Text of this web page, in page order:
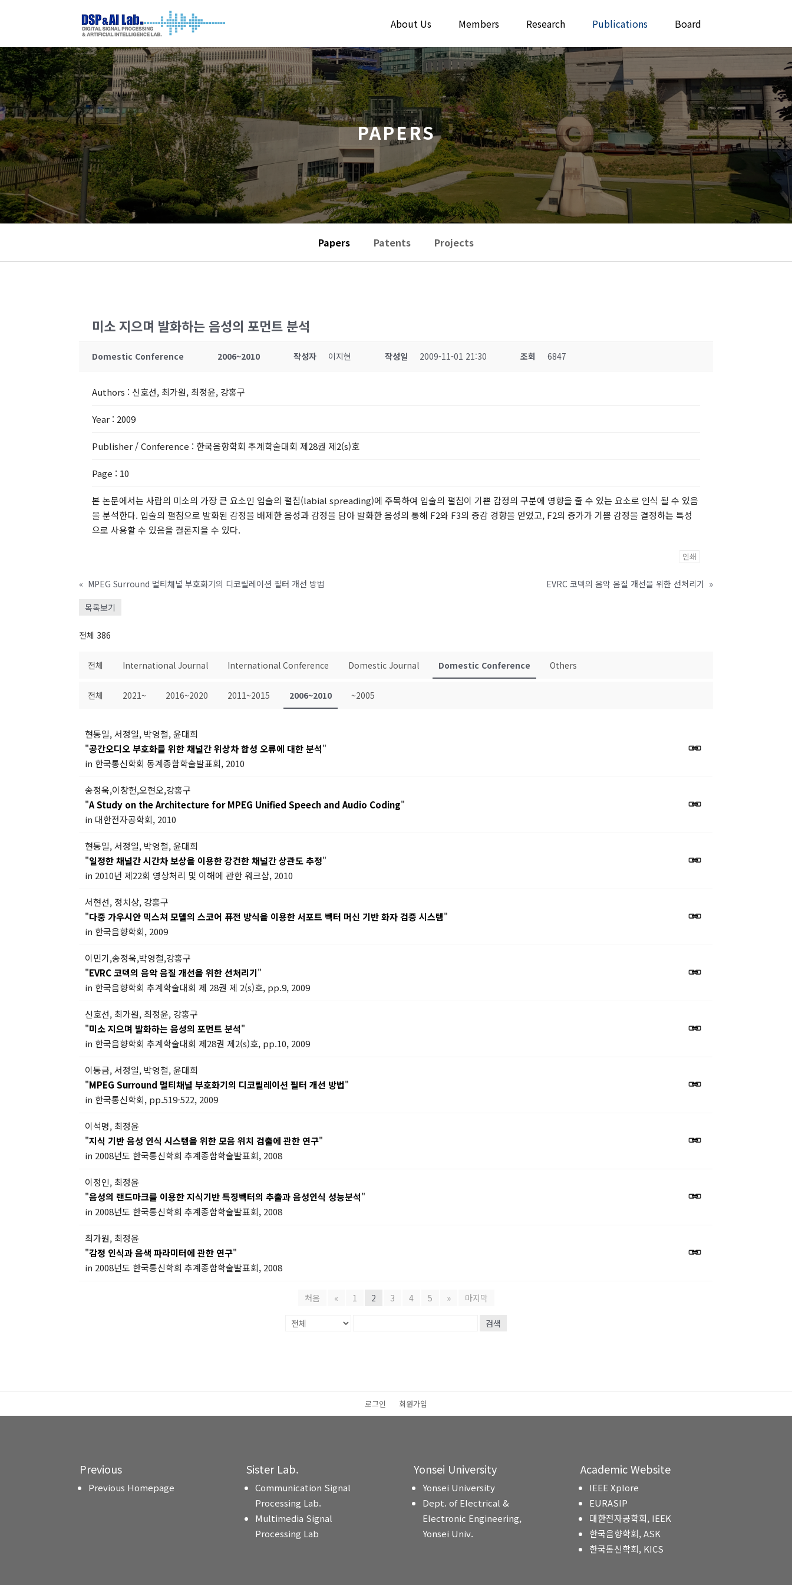
About Us Members Research Publications Board
PAPERS
Papers Patents Projects
미소 지으며 발화하는 음성의 포먼트 분석
Domestic Conference 2006~2010 작성자 이지현 작성일 2009-11-01 21:30 조회 6847
Authors : 신호선, 최가원, 최정윤, 강홍구
Year : 2009
Publisher / Conference : 한국음향학회 추계학술대회 제28권 제2(s)호
Page : 10
본 논문에서는 사람의 미소의 가장 큰 요소인 입술의 펼침(labial spreading)에 주목하여 입술의 펼침이 기쁜 감정의 구분에 영향을 줄 수 있는 요소로 인식 될 수 있음
을 분석한다. 입술의 펼침으로 발화된 감정을 배제한 음성과 감정을 담아 발화한 음성의 통해 F2와 F3의 증감 경향을 얻었고, F2의 증가가 기쁨 감정을 결정하는 특성
으로 사용할 수 있음을 결론지을 수 있다.
인쇄
« MPEG Surround 멀티채널 부호화기의 디코릴레이션 필터 개선 방법 EVRC 코덱의 음악 음질 개선을 위한 선처리기 »
목록보기
전체 386
전체 International Journal International Conference Domestic Journal Domestic Conference Others
전체 2021~ 2016~2020 2011~2015 2006~2010 ~2005
현동일, 서정일, 박영철, 윤대희
"공간오디오 부호화를 위한 채널간 위상차 합성 오류에 대한 분석"
in 한국통신학회 동계종합학술발표회, 2010
송정욱,이창헌,오현오,강홍구
"A Study on the Architecture for MPEG Unified Speech and Audio Coding"
in 대한전자공학회, 2010
현동일, 서정일, 박영철, 윤대희
"일정한 채널간 시간차 보상을 이용한 강건한 채널간 상관도 추정"
in 2010년 제22회 영상처리 및 이해에 관한 워크샵, 2010
서현선, 정치상, 강홍구
"다중 가우시안 믹스쳐 모델의 스코어 퓨전 방식을 이용한 서포트 벡터 머신 기반 화자 검증 시스템"
in 한국음향학회, 2009
이민기,송정욱,박영철,강홍구
"EVRC 코덱의 음악 음질 개선을 위한 선처리기"
in 한국음향학회 추계학술대회 제 28권 제 2(s)호, pp.9, 2009
신호선, 최가원, 최정윤, 강홍구
"미소 지으며 발화하는 음성의 포먼트 분석"
in 한국음향학회 추계학술대회 제28권 제2(s)호, pp.10, 2009
이동금, 서정일, 박영철, 윤대희
"MPEG Surround 멀티채널 부호화기의 디코릴레이션 필터 개선 방법"
in 한국통신학회, pp.519-522, 2009
이석명, 최정윤
"지식 기반 음성 인식 시스템을 위한 모음 위치 검출에 관한 연구"
in 2008년도 한국통신학회 추계종합학술발표회, 2008
이정인, 최정윤
"음성의 랜드마크를 이용한 지식기반 특징벡터의 추출과 음성인식 성능분석"
in 2008년도 한국통신학회 추계종합학술발표회, 2008
최가원, 최정윤
"감정 인식과 음색 파라미터에 관한 연구"
in 2008년도 한국통신학회 추계종합학술발표회, 2008
처음 « 1 2 3 4 5 » 마지막
검색
로그인 회원가입
Previous
Previous Homepage
Sister Lab.
Communication Signal
Processing Lab.
Multimedia Signal
Processing Lab
Yonsei University
Yonsei University
Dept. of Electrical &
Electronic Engineering,
Yonsei Univ.
Academic Website
IEEE Xplore
EURASIP
대한전자공학회, IEEK
한국음향학회, ASK
한국통신학회, KICS